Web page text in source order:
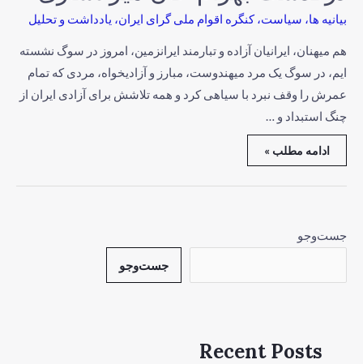
بیانیه ها، سیاست،کنگره اقوام ملی گرای ایران، یادداشت و تحلیل
هم میهنان، ایرانیان آزاده و تبارمند ایرانزمین، امروز در سوگ نشسته
ایم، در سوگ یک مرد میهندوست، مبارز و آزادیخواه، مردی که تمام
عمرش را وقف نبرد با سیاهی کرد و همه تلاشش برای آزادی ایران از
چنگ استبداد و …
ادامه مطلب »
جست‌وجو
جست‌وجو
Recent Posts